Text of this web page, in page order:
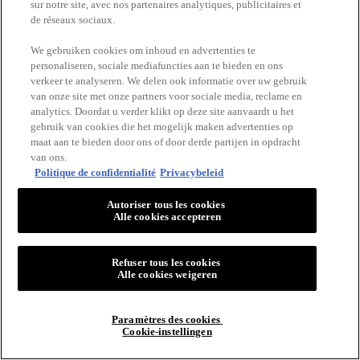
No Safety Information
sur notre site, avec nos partenaires analytiques, publicitaires et
de réseaux sociaux.
We gebruiken cookies om inhoud en advertenties te
personaliseren, sociale mediafuncties aan te bieden en ons
verkeer te analyseren. We delen ook informatie over uw gebruik
van onze site met onze partners voor sociale media, reclame en
analytics. Doordat u verder klikt op deze site aanvaardt u het
gebruik van cookies die het mogelijk maken advertenties op
maat aan te bieden door ons of door derde partijen in opdracht
van ons.
Politique de confidentialité Privacybeleid
Paramètres des cookies
Cookie-instellingen
Refuser tous les cookies
Alle cookies weigeren
Autoriser tous les cookies
Alle cookies accepteren